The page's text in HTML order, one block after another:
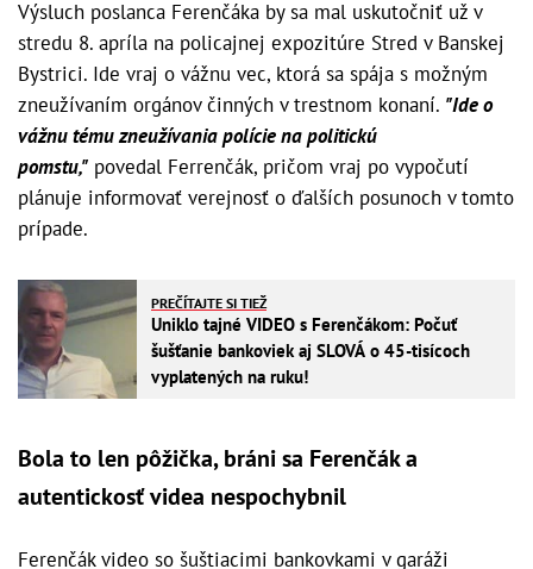
Výsluch poslanca Ferenčáka by sa mal uskutočniť už v
stredu 8. apríla na policajnej expozitúre Stred v Banskej
Bystrici. Ide vraj o vážnu vec, ktorá sa spája s možným
zneužívaním orgánov činných v trestnom konaní. "Ide o
vážnu tému zneužívania polície na politickú
pomstu," povedal Ferrenčák, pričom vraj po vypočutí
plánuje informovať verejnosť o ďalších posunoch v tomto
prípade.
PREČÍTAJTE SI TIEŽ
Uniklo tajné VIDEO s Ferenčákom: Počuť
šušťanie bankoviek aj SLOVÁ o 45-tisícoch
vyplatených na ruku!
Bola to len pôžička, bráni sa Ferenčák a
autentickosť videa nespochybnil
Ferenčák video so šuštiacimi bankovkami v garáži